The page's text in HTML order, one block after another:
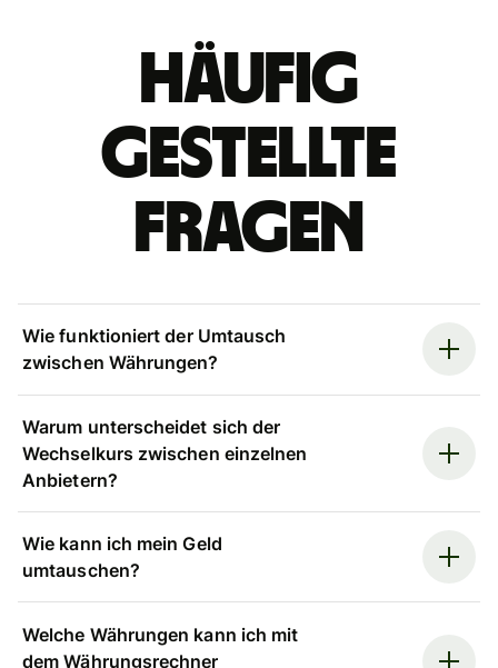
Häufig
gestellte
Fragen
Wie funktioniert der Umtausch
zwischen Währungen?
Warum unterscheidet sich der
Wechselkurs zwischen einzelnen
Anbietern?
Wie kann ich mein Geld
umtauschen?
Welche Währungen kann ich mit
dem Währungsrechner